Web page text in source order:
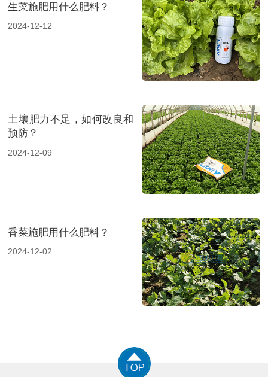
生菜施肥用什么肥料？
2024-12-12
土壤肥力不足，如何改良和
预防？
2024-12-09
香菜施肥用什么肥料？
2024-12-02